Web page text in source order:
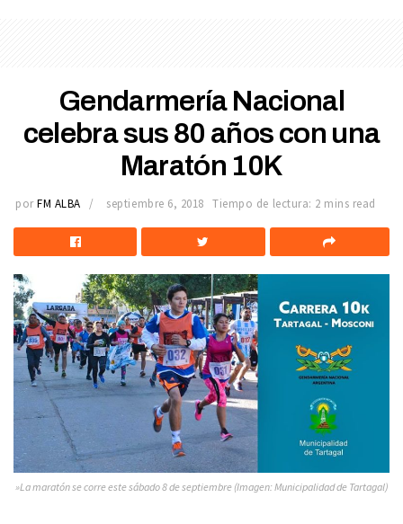
Gendarmería Nacional
celebra sus 80 años con una
Maratón 10K
por FM ALBA septiembre 6, 2018 Tiempo de lectura: 2 mins read
»La maratón se corre este sábado 8 de septiembre (Imagen: Municipalidad de Tartagal)